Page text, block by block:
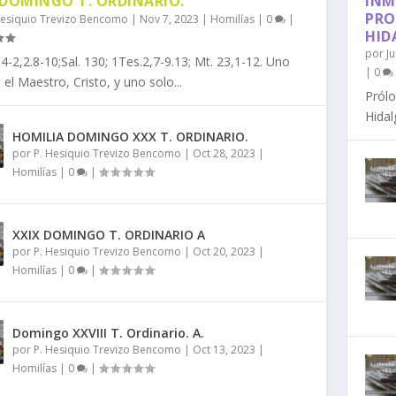
Trevizo Bencomo Nov 7, 2023 Homilías| 0 |
2,2.8-10;Sal. 130; 1Tes.2,7-9.13; Mt. 23,1-12. Uno
Maestro, Cristo, y uno solo...
HOMILIA DOMINGO XXX T. ORDINARIO.
por P. Hesiquio Trevizo Bencomo Oct 28, 2023
Homilías| 0 |
XXIX DOMINGO T. ORDINARIO A
por P. Hesiquio Trevizo Bencomo Oct 20, 2023
Homilías| 0 |
Domingo XXVIII T. Ordinario. A.
por P. Hesiquio Trevizo Bencomo Oct 13, 2023
Homilías| 0 |
por
0